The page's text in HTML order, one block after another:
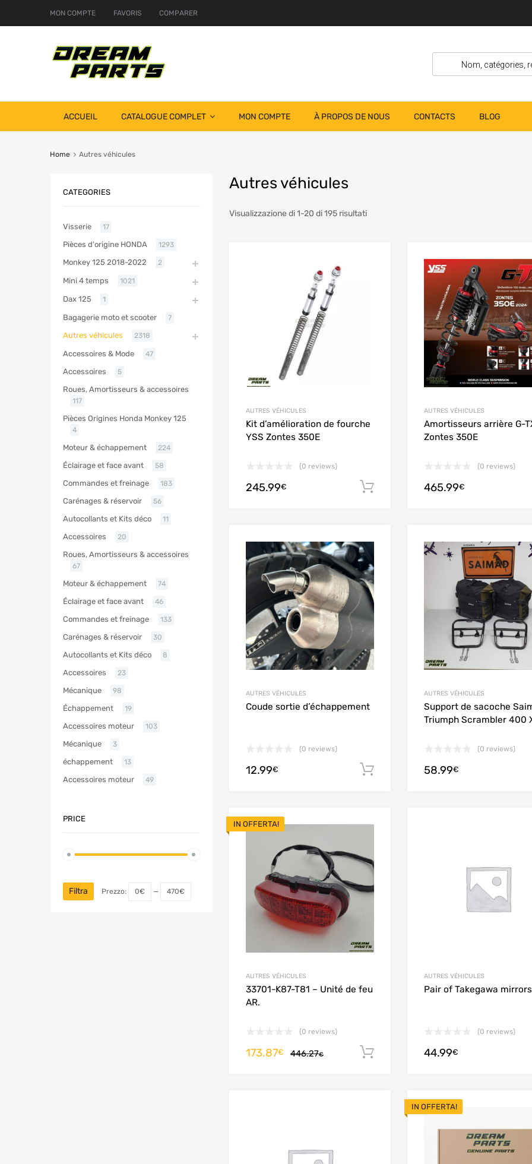
MON COMPTE FAVORIS COMPARER
ACCUEIL CATALOGUE COMPLET MON COMPTE À PROPOS DE NOUS CONTACTS BLOG
Home Autres véhicules
Autres véhicules
Visualizzazione di 1-20 di 195 risultati
Add to Wishlist
AUTRES VÉHICULES
Kit d’amélioration de fourche
YSS Zontes 350E
(0 reviews)
245.99€ Aggiungi al carrello
AUTRES VÉHICULES
Amortisseurs arrière G-
Zontes 350E
(0 reviews)
465.99€
Add to Wishlist
AUTRES VÉHICULES
Coude sortie d’échappement
(0 reviews)
12.99€ Aggiungi al carrello
AUTRES VÉHICULES
Support de sacoche
Triumph Scrambler 400
(0 reviews)
58.99€
IN OFFERTA!
AUTRES VÉHICULES
33701-K87-T81 – Unité de feu
AR.
(0 reviews)
446.27€
173.87€ Aggiungi al carrello
AUTRES VÉHICULES
Pair of Takegawa mirrors
(0 reviews)
44.99€
Add to Wishlist
IN OFFERTA!
CATEGORIES
Visserie 17
Pièces d'origine HONDA 1293
Monkey 125 2018-2022 2
Mini 4 temps 1021
Dax 125 1
Bagagerie moto et scooter 7
Autres véhicules 2318
Accessoires & Mode 47
Accessoires 5
Roues, Amortisseurs & accessoires
117
Pièces Origines Honda Monkey 125
4
Moteur & échappement 224
Éclairage et face avant 58
Commandes et freinage 183
Carénages & réservoir 56
Autocollants et Kits déco 11
Accessoires 20
Roues, Amortisseurs & accessoires
67
Moteur & échappement 74
Éclairage et face avant 46
Commandes et freinage 133
Carénages & réservoir 30
Autocollants et Kits déco 8
Accessoires 23
Mécanique 98
Échappement 19
Accessoires moteur 103
Mécanique 3
échappement 13
Accessoires moteur 49
PRICE
Filtra Prezzo: 0€ — 470€